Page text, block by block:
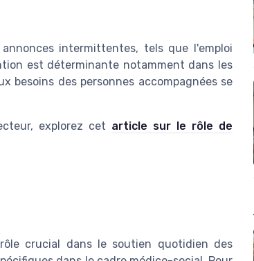
intermittentes, tels que l'emploi
est déterminante notamment dans les
besoins des personnes accompagnées se
explorez cet article sur le rôle de
crucial dans le soutien quotidien des